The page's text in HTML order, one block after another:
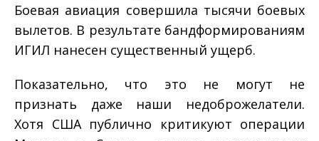
Боевая авиация совершила тысячи боевых
вылетов. В результате бандформированиям
ИГИЛ нанесен существенный ущерб.
Показательно, что это не могут не
признать даже наши недоброжелатели.
Хотя США публично критикуют операции